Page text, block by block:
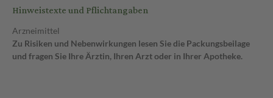
Hinweistexte und Pflichtangaben
Arzneimittel
Zu Risiken und Nebenwirkungen lesen Sie die Packungsbeilage
und fragen Sie Ihre Ärztin, Ihren Arzt oder in Ihrer Apotheke.